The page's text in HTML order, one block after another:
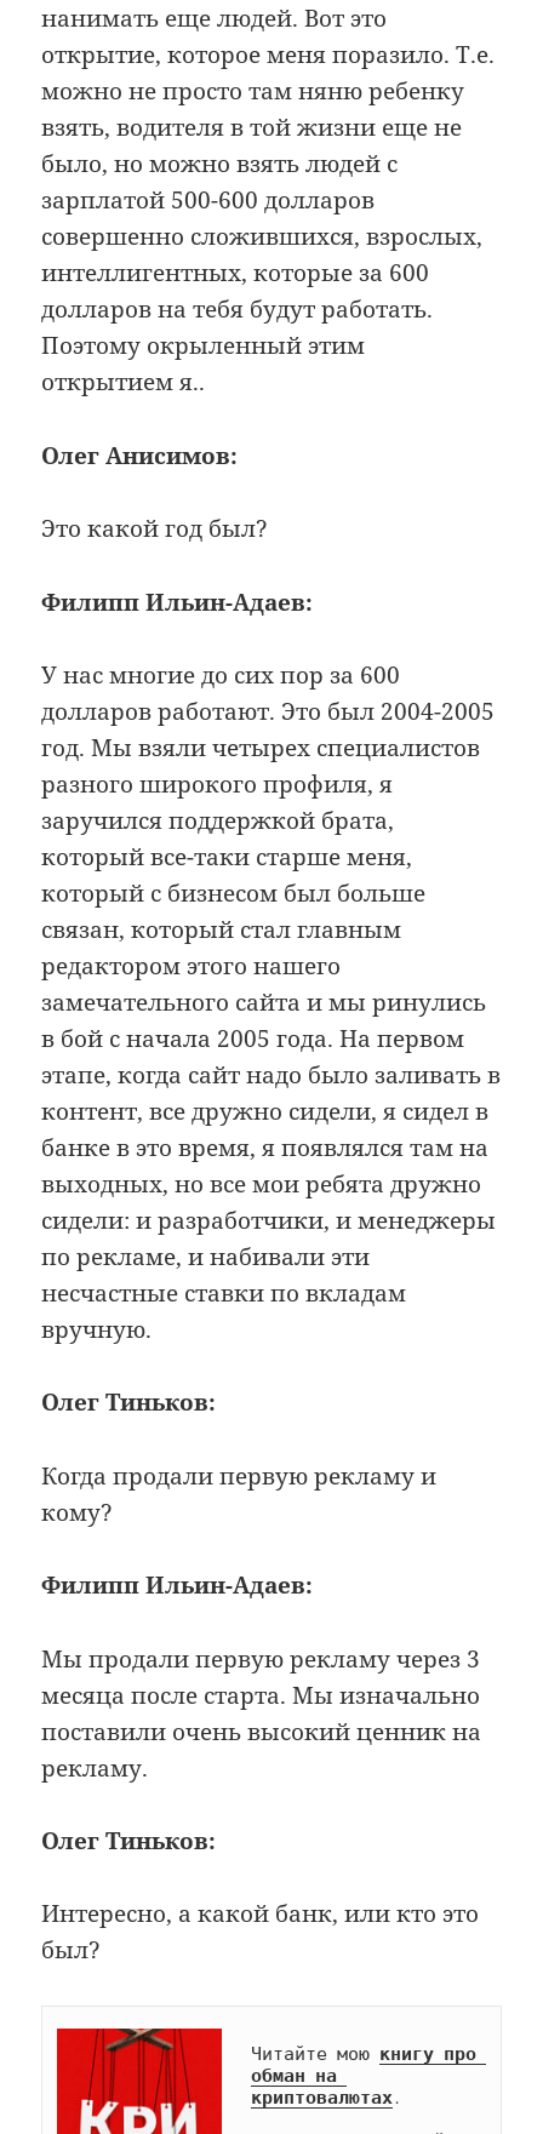
нанимать еще людей. Вот это
открытие, которое меня поразило. Т.е.
можно не просто там няню ребенку
взять, водителя в той жизни еще не
было, но можно взять людей с
зарплатой 500-600 долларов
совершенно сложившихся, взрослых,
интеллигентных, которые за 600
долларов на тебя будут работать.
Поэтому окрыленный этим
открытием я..
Олег Анисимов:
Это какой год был?
Филипп Ильин-Адаев:
У нас многие до сих пор за 600
долларов работают. Это был 2004-2005
год. Мы взяли четырех специалистов
разного широкого профиля, я
заручился поддержкой брата,
который все-таки старше меня,
который с бизнесом был больше
связан, который стал главным
редактором этого нашего
замечательного сайта и мы ринулись
в бой с начала 2005 года. На первом
этапе, когда сайт надо было заливать в
контент, все дружно сидели, я сидел в
банке в это время, я появлялся там на
выходных, но все мои ребята дружно
сидели: и разработчики, и менеджеры
по рекламе, и набивали эти
несчастные ставки по вкладам
вручную.
Олег Тиньков:
Когда продали первую рекламу и
кому?
Филипп Ильин-Адаев:
Мы продали первую рекламу через 3
месяца после старта. Мы изначально
поставили очень высокий ценник на
рекламу.
Олег Тиньков:
Интересно, а какой банк, или кто это
был?
Читайте мою книгу про
обман на
криптовалютах .